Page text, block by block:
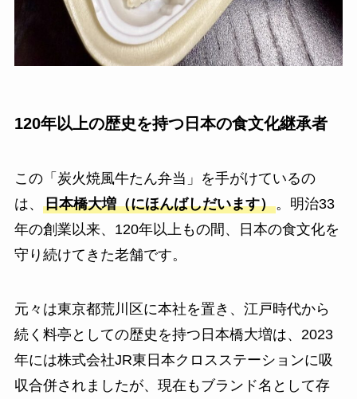
120年以上の歴史を持つ日本の食文化継承者
この「炭火焼風牛たん弁当」を手がけているの
は、 日本橋大増（にほんばしだいます）。明治33
年の創業以来、120年以上もの間、日本の食文化を
守り続けてきた老舗です。
元々は東京都荒川区に本社を置き、江戸時代から
続く料亭としての歴史を持つ日本橋大増は、2023
年には株式会社JR東日本クロスステーションに吸
収合併されましたが、現在もブランド名として存